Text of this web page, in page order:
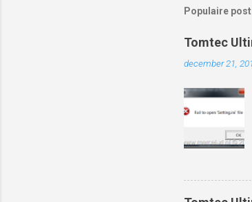
Populaire
Tomtec
december 21,